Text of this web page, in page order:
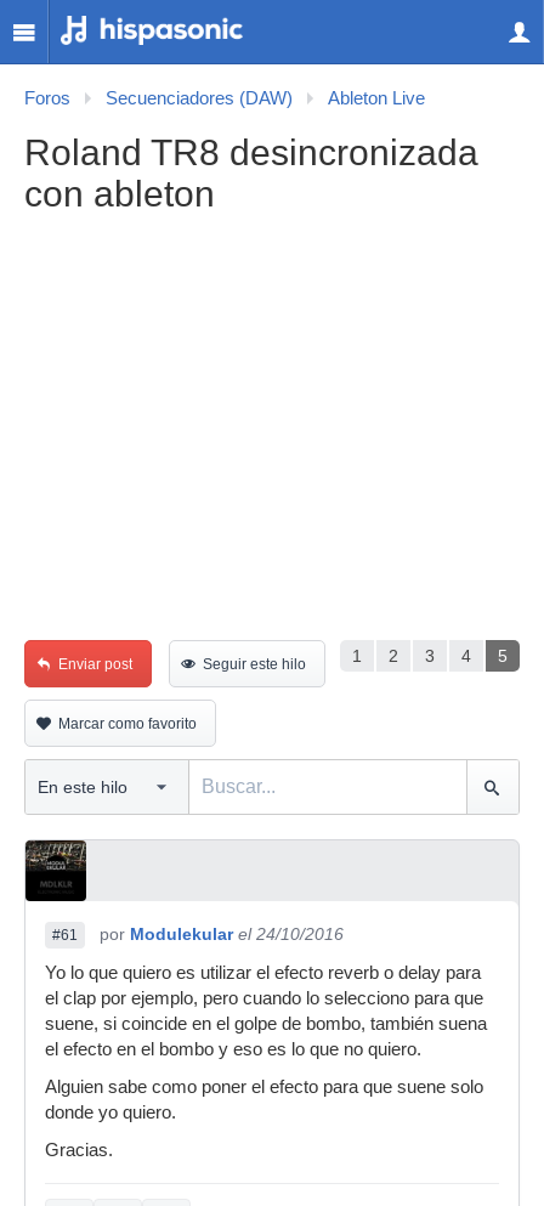
Foros Secuenciadores (DAW) Ableton Live
Roland TR8 desincronizada
con ableton
1 2 3 4 5
Enviar post Seguir este hilo
Marcar como favorito
#61 por Modulekular el 24/10/2016
Yo lo que quiero es utilizar el efecto reverb o delay para
el clap por ejemplo, pero cuando lo selecciono para que
suene, si coincide en el golpe de bombo, también suena
el efecto en el bombo y eso es lo que no quiero.
Alguien sabe como poner el efecto para que suene solo
donde yo quiero.
Gracias.